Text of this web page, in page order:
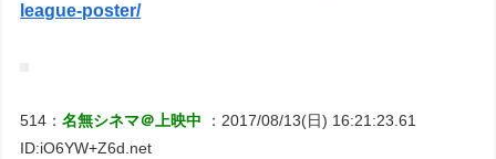
league-poster/
514：名無シネマ＠上映中
：2017/08/13(日) 16:21:23.61
ID:iO6YW+Z6d.net